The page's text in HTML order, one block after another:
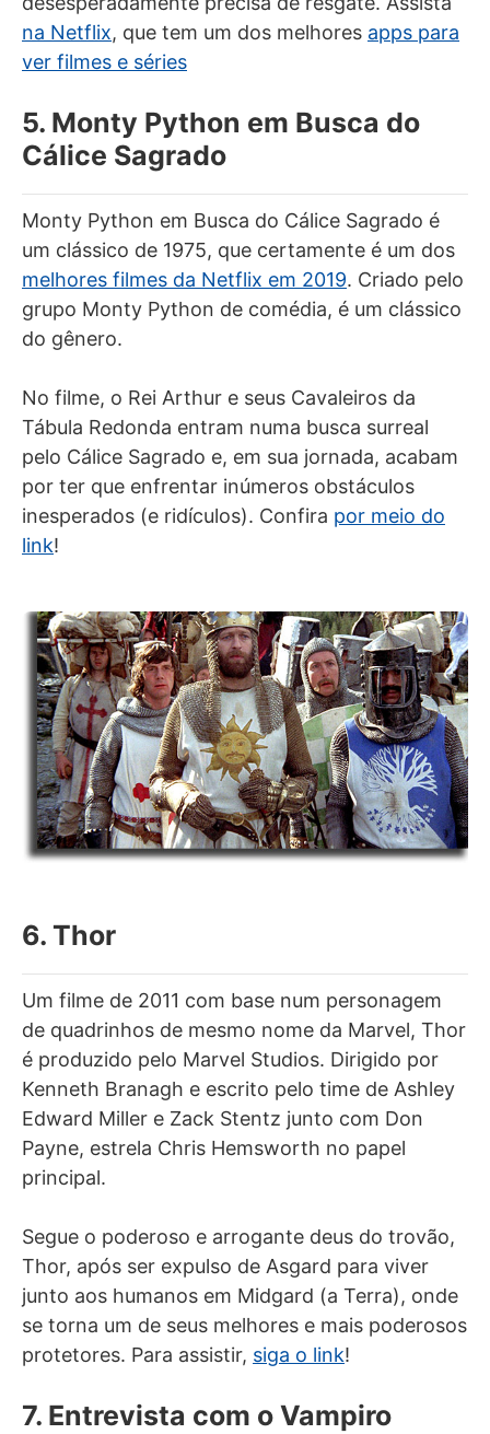
na Netflix, que tem um dos melhores apps para
ver filmes e séries
5. Monty Python em Busca do
Cálice Sagrado
Monty Python em Busca do Cálice Sagrado é
um clássico de 1975, que certamente é um dos
melhores filmes da Netflix em 2019. Criado pelo
grupo Monty Python de comédia, é um clássico
do gênero.
No filme, o Rei Arthur e seus Cavaleiros da
Tábula Redonda entram numa busca surreal
pelo Cálice Sagrado e, em sua jornada, acabam
por ter que enfrentar inúmeros obstáculos
inesperados (e ridículos). Confira por meio do
link!
6. Thor
Um filme de 2011 com base num personagem
de quadrinhos de mesmo nome da Marvel, Thor
é produzido pelo Marvel Studios. Dirigido por
Kenneth Branagh e escrito pelo time de Ashley
Edward Miller e Zack Stentz junto com Don
Payne, estrela Chris Hemsworth no papel
principal.
Segue o poderoso e arrogante deus do trovão,
Thor, após ser expulso de Asgard para viver
junto aos humanos em Midgard (a Terra), onde
se torna um de seus melhores e mais poderosos
protetores. Para assistir, siga o link!
7. Entrevista com o Vampiro